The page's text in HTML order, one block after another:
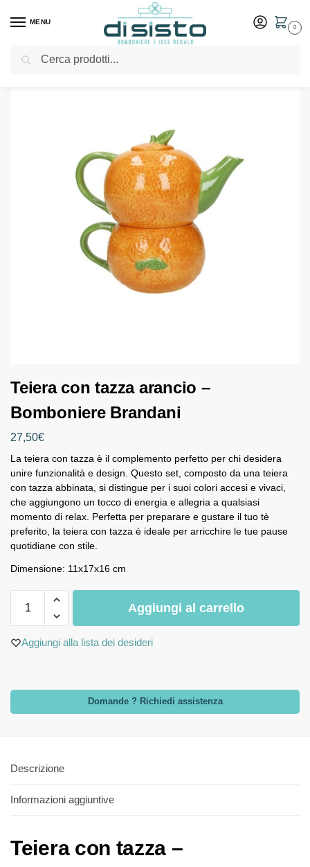
MENU
0
Home Shop Tavola Tazze
Teiera con tazza arancio –
Bomboniere Brandani
27,50€
La teiera con tazza è il complemento perfetto per chi desidera
unire funzionalità e design. Questo set, composto da una teiera
con tazza abbinata, si distingue per i suoi colori accesi e vivaci,
che aggiungono un tocco di energia e allegria a qualsiasi
momento di relax. Perfetta per preparare e gustare il tuo tè
preferito, la teiera con tazza è ideale per arricchire le tue pause
quotidiane con stile.
Dimensione: 11x17x16 cm
Aggiungi al carrello
Aggiungi alla lista dei desideri
Domande ? Richiedi assistenza
Descrizione
Informazioni aggiuntive
Teiera con tazza –